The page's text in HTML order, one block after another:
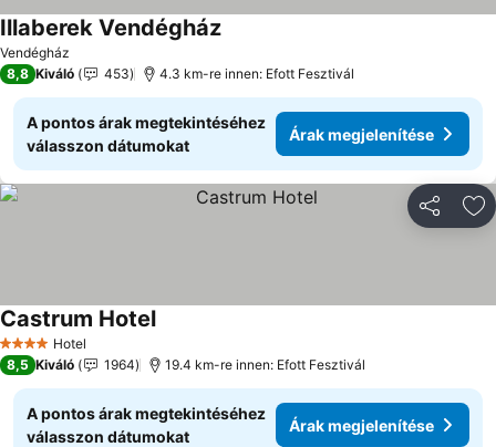
Vendégház
Illaberek Vendégház
8,8 Kiváló 453 4.3 km-re innen: Efott Fesztivál
A pontos árak megtekintéséhez
válasszon dátumokat
Árak megjelenítése
4 KategóriaHotel
Castrum Hotel
8,5 Kiváló 1964 19.4 km-re innen: Efott Fesztivál
A pontos árak megtekintéséhez
válasszon dátumokat
Árak megjelenítése